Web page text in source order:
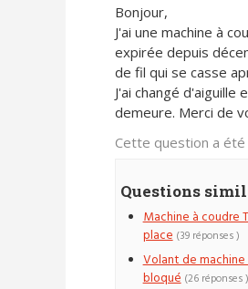
Bonjour,
J'ai une machine à
expirée depuis
de fil qui se casse
J'ai changé
demeure. Merci de
Cette question a
Questions
Machine à coudre
place (39 réponses )
Volant de
bloqué (26 réponses )